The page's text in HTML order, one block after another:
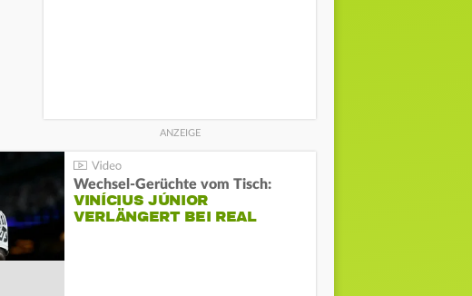
Wechsel-Gerüchte vom Tisch:
VINÍCIUS JÚNIOR
VERLÄNGERT BEI REAL